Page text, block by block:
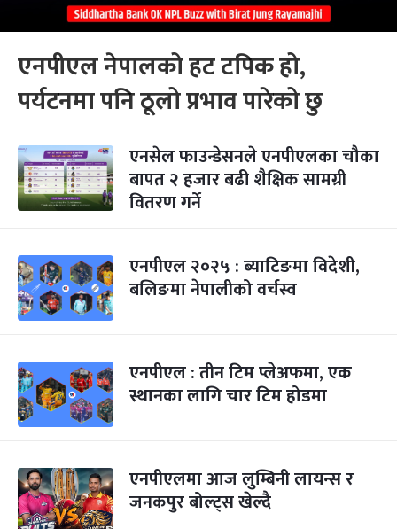
एनपीएल नेपालको हट टपिक हो,
पर्यटनमा पनि ठूलो प्रभाव पारेको छु
एनसेल फाउन्डेसनले एनपीएलका चौका
बापत २ हजार बढी शैक्षिक सामग्री
वितरण गर्ने
एनपीएल २०२५ : ब्याटिङमा विदेशी,
बलिङमा नेपालीको वर्चस्व
एनपीएल : तीन टिम प्लेअफमा, एक
स्थानका लागि चार टिम होडमा
एनपीएलमा आज लुम्बिनी लायन्स र
जनकपुर बोल्ट्स खेल्दै